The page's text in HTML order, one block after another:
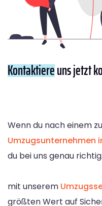
Kontaktiereuns jetzt
Wenn du nach einem
Umzugsunternehmen
du bei uns genau richtig.
mit unserem
größten Wert auf